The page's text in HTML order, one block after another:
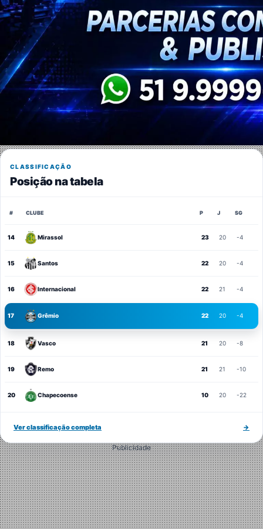
CLASSIFICAÇÃO
Posição na tabela
# CLUBE P J SG
14 Mirassol 23 20 -4
15 Santos 22 20 -4
16 Internacional 22 21 -4
17 Grêmio 22 20 -4
18 Vasco 21 20 -8
19 Remo 21 21 -10
20 Chapecoense 10 20 -22
Ver classificação completa →
Publicidade